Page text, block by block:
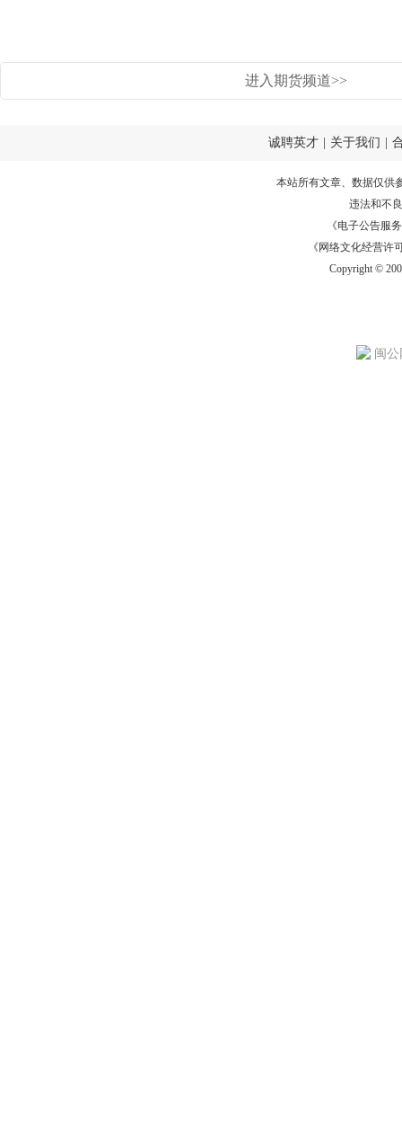
进入期货频道>>
诚聘英才 关于我们
本站所有文章、数据仅供
违法和不
《电子公告服务
《网络文化经营许
Copyright ©
闽公